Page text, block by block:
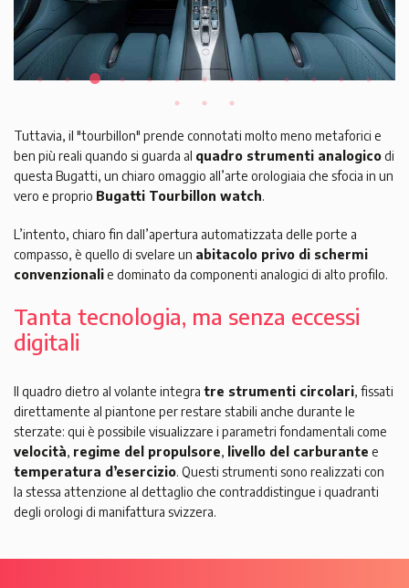
Tuttavia, il "tourbillon" prende connotati molto meno metaforici e
ben più reali quando si guarda al quadro strumenti analogicodi
questa Bugatti, un chiaro omaggio all’arte orologiaia che sfocia in un
vero e proprio Bugatti Tourbillon watch.
L’intento, chiaro fin dall’apertura automatizzata delle porte a
compasso, è quello di svelare un abitacolo privo di schermi
convenzionalie dominato da componenti analogici di alto profilo.
Tanta tecnologia, ma senza eccessi
digitali
Il quadro dietro al volante integra tre strumenti circolari, fissati
direttamente al piantone per restare stabili anche durante le
sterzate: qui è possibile visualizzare i parametri fondamentali come
velocità, regime del propulsore, livello del carburante e
temperatura d’esercizio. Questi strumenti sono realizzati con
la stessa attenzione al dettaglio che contraddistingue i quadranti
degli orologi di manifattura svizzera.